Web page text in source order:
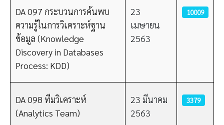
DA 097 กระบวนการค้นพบ
ความรู้ในการวิเคราะห์ฐาน
ข้อมูล (Knowledge
Discovery in Databases
Process: KDD)
23
เมษายน
2563
10009
DA 098 ทีมวิเคราะห์
(Analytics Team)
23 มีนาคม
2563
3379